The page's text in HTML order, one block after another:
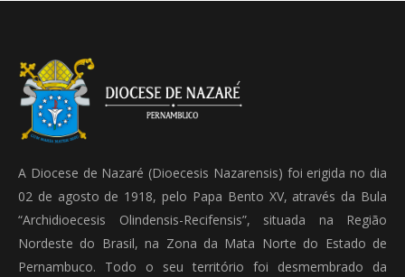
A Diocese de Nazaré (Dioecesis Nazarensis) foi erigida no dia
02 de agosto de 1918, pelo Papa Bento XV, através da Bula
“Archidioecesis Olindensis-Recifensis”, situada na Região
Nordeste do Brasil, na Zona da Mata Norte do Estado de
Pernambuco. Todo o seu território foi desmembrado da